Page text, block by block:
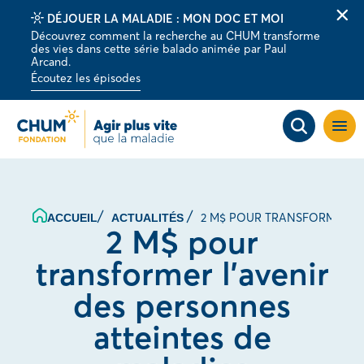
DÉJOUER LA MALADIE : MON DOC ET MOI
Découvrez comment la recherche au CHUM transforme
des vies dans cette série balado animée par Paul
Arcand.
Écoutez les épisodes
la
ACCUEIL ACTUALITÉS 2 M$ POUR TRANSFORMER
2 M$ pour
transformer l’avenir
des personnes
atteintes de